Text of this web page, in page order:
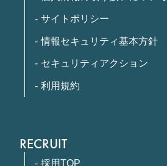
サイトポリシー
情報セキュリティ基本方針
セキュリティアクション
利用規約
RECRUIT
採用TOP